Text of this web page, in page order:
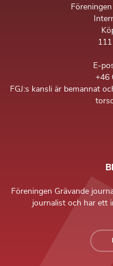
E-
+46
FGJ:s kansli är bemannat
Föreningen Grävande
journalist och har ett